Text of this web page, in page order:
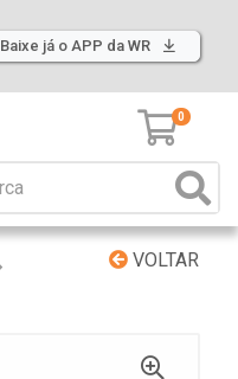
Baixe já o APP da WR
0
VOLTAR